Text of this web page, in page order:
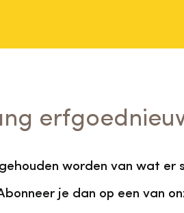
worden van wat er
je dan op een van